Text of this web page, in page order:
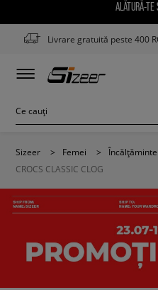
ALĂTURĂ-TE
Livrare gratuită peste 400
Sizeer > Femei > Încălțăminte
CROCS CLASSIC CLOG